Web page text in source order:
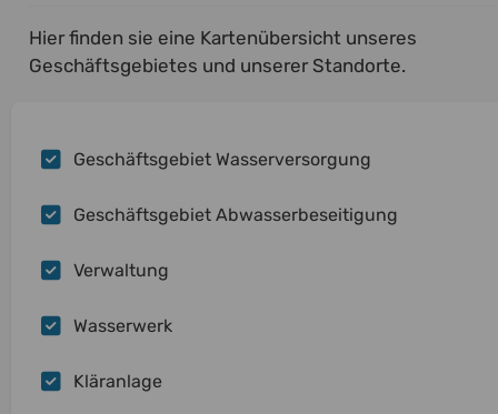
Hier finden sie eine Kartenübersicht unseres
Geschäftsgebietes und unserer Standorte.
Geschäftsgebiet Wasserversorgung
Geschäftsgebiet Abwasserbeseitigung
Verwaltung
Wasserwerk
Kläranlage